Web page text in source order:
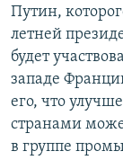
Путин,
летней
будет
западе
его, что
странами
в группе